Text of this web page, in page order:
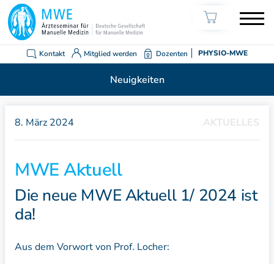
Kontakt Mitglied werden Dozenten PHYSIO-MWE
Neuigkeiten
AKTUELLES
8. März 2024
MWE Aktuell
Die neue MWE Aktuell 1/ 2024 ist
da!
Aus dem Vorwort von Prof. Locher: